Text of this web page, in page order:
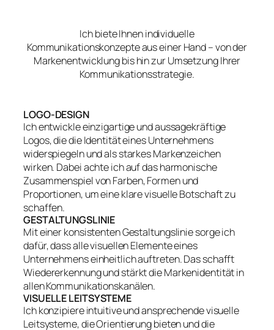
Ich biete Ihnen individuelle
Kommunikationskonzepte aus einer Hand – von der
Markenentwicklung bis hin zur Umsetzung Ihrer
Kommunikationsstrategie.
LOGO-DESIGN
Ich entwickle einzigartige und aussagekräftige
Logos, die die Identität eines Unternehmens
widerspiegeln und als starkes Markenzeichen
wirken. Dabei achte ich auf das harmonische
Zusammenspiel von Farben, Formen und
Proportionen, um eine klare visuelle Botschaft zu
schaffen.
GESTALTUNGSLINIE
Mit einer konsistenten Gestaltungslinie sorge ich
dafür, dass alle visuellen Elemente eines
Unternehmens einheitlich auftreten. Das schafft
Wiedererkennung und stärkt die Markenidentität in
allen Kommunikationskanälen.
VISUELLE LEITSYSTEME
Ich konzipiere intuitive und ansprechende visuelle
Leitsysteme, die Orientierung bieten und die